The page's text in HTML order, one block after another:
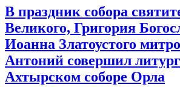
В праздник собора
Великого, Григория
Иоанна Златоустого
Антоний совершил
Ахтырском соборе Орла